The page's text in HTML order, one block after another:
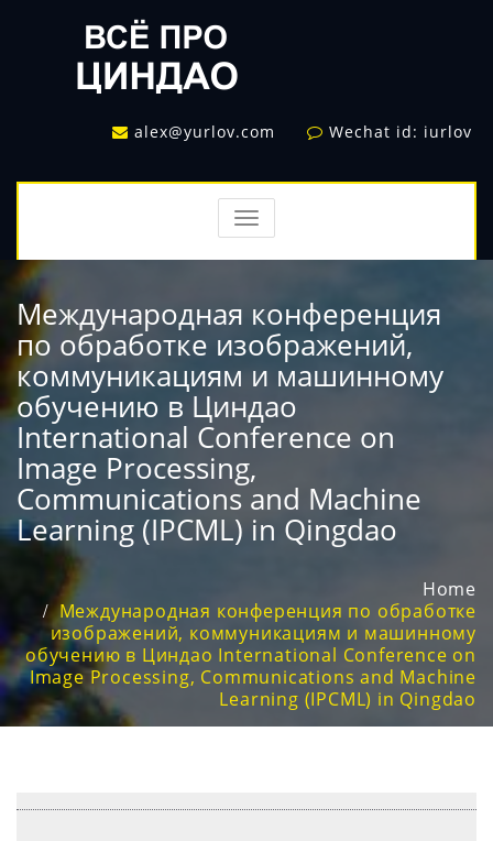
alex@yurlov.com Wechat id: iurlov
TOGGLE
NAVIGATION
Международная конференция
по обработке изображений,
коммуникациям и машинному
обучению в Циндао
International Conference on
Image Processing,
Communications and Machine
Learning (IPCML) in Qingdao
Home
Международная конференция по обработке
изображений, коммуникациям и машинному
обучению в Циндао International Conference on
Image Processing, Communications and Machine
Learning (IPCML) in Qingdao